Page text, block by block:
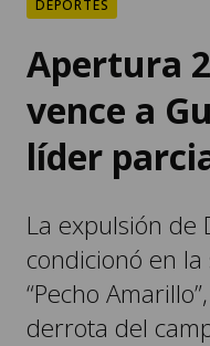
DEPORTES
Apertura
vence a
líder
La expulsión de
condicionó en
“Pecho
derrota del